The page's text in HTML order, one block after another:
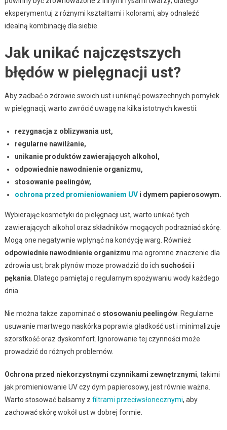
eksperymentuj z różnymi kształtami i kolorami, aby odnaleźć
idealną kombinację dla siebie.
Jak unikać najczęstszych
błędów w pielęgnacji ust?
Aby zadbać o zdrowie swoich ust i uniknąć powszechnych pomyłek
w pielęgnacji, warto zwrócić uwagę na kilka istotnych kwestii:
rezygnacja z oblizywania ust,
regularne nawilżanie,
unikanie produktów zawierających alkohol,
odpowiednie nawodnienie organizmu,
stosowanie peelingów,
ochrona przed promieniowaniem UVi dymem papierosowym.
Wybierając kosmetyki do pielęgnacji ust, warto unikać tych
zawierających alkohol oraz składników mogących podrażniać skórę.
Mogą one negatywnie wpłynąć na kondycję warg. Również
odpowiednie nawodnienie organizmu ma ogromne znaczenie dla
zdrowia ust; brak płynów może prowadzić do ich suchości i
pękania . Dlatego pamiętaj o regularnym spożywaniu wody każdego
dnia.
Nie można także zapominać o stosowaniu peelingów. Regularne
usuwanie martwego naskórka poprawia gładkość ust i minimalizuje
szorstkość oraz dyskomfort. Ignorowanie tej czynności może
prowadzić do różnych problemów.
Ochrona przed niekorzystnymi czynnikami zewnętrznymi, takimi
jak promieniowanie UV czy dym papierosowy, jest równie ważna.
Warto stosować balsamy z filtrami przeciwsłonecznymi, aby
zachować skórę wokół ust w dobrej formie.